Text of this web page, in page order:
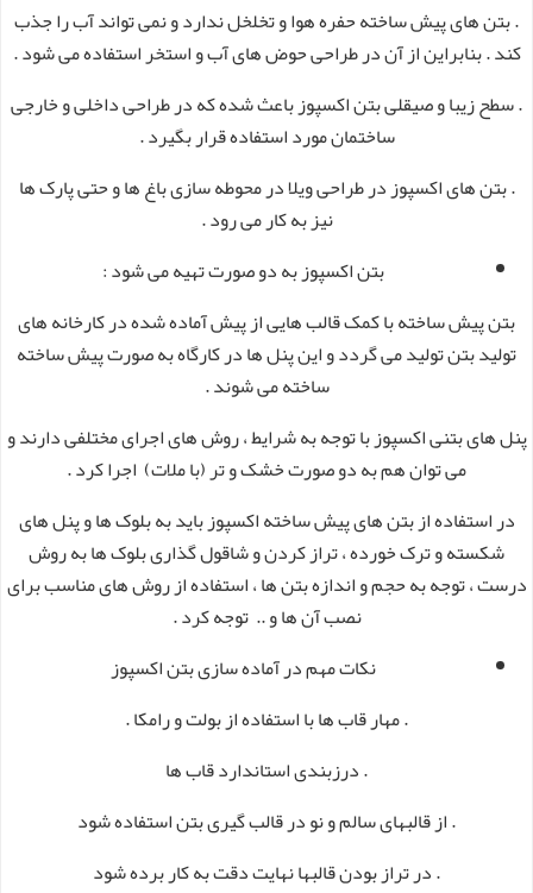
. بتن های پیش ساخته حفره هوا و تخلخل ندارد و نمی تواند آب را جذب
کند . بنابراین از آن در طراحی حوض های آب و استخر استفاده می شود .
. سطح زیبا و صیقلی بتن اکسپوز باعث شده که در طراحی داخلی و خارجی
ساختمان مورد استفاده قرار بگیرد .
. بتن های اکسپوز در طراحی ویلا در محوطه سازی باغ ها و حتی پارک ها
نیز به کار می رود .
بتن اکسپوز به دو صورت تهیه می شود :
بتن پیش ساخته با کمک قالب‌ هایی از پیش آماده شده در کارخانه های
تولید بتن تولید می گردد و این پنل ها در کارگاه به صورت پیش ساخته
ساخته می شوند .
پنل های بتنی اکسپوز با توجه به شرایط ، روش های اجرای مختلفی دارند و
می‌ توان هم به دو صورت خشک و تر (با ملات) اجرا کرد .
در استفاده از بتن های پیش ساخته اکسپوز باید به بلوک ها و پنل های
شکسته و ترک خورده ، تراز کردن و شاقول گذاری بلوک ها به روش
درست ، توجه به حجم و اندازه بتن ‌ها ، استفاده از روش‌ های مناسب برای
نصب آن ها و .. توجه کرد .
نکات مهم در آماده سازی بتن اکسپوز
. مهار قاب ها با استفاده از بولت و رامکا .
. درزبندی استاندارد قاب ها
. از قالبهای سالم و نو در قالب گیری بتن استفاده شود
. در تراز بودن قالبها نهایت دقت به کار برده شود